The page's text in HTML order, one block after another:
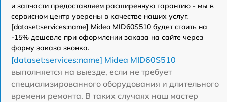
и запчасти предоставляем расширенную гарантию - мы в
сервисном центр уверены в качестве наших услуг.
[dataset:services:name] Midea MID60S510 будет стоить на
-15% дешевле при оформлении заказа на сайте через
форму заказа звонка.
[dataset:services:name] Midea MID60S510
выполняется на выезде, если не требует
специализированного оборудования и длительного
времени ремонта. В таких случаях наш мастер